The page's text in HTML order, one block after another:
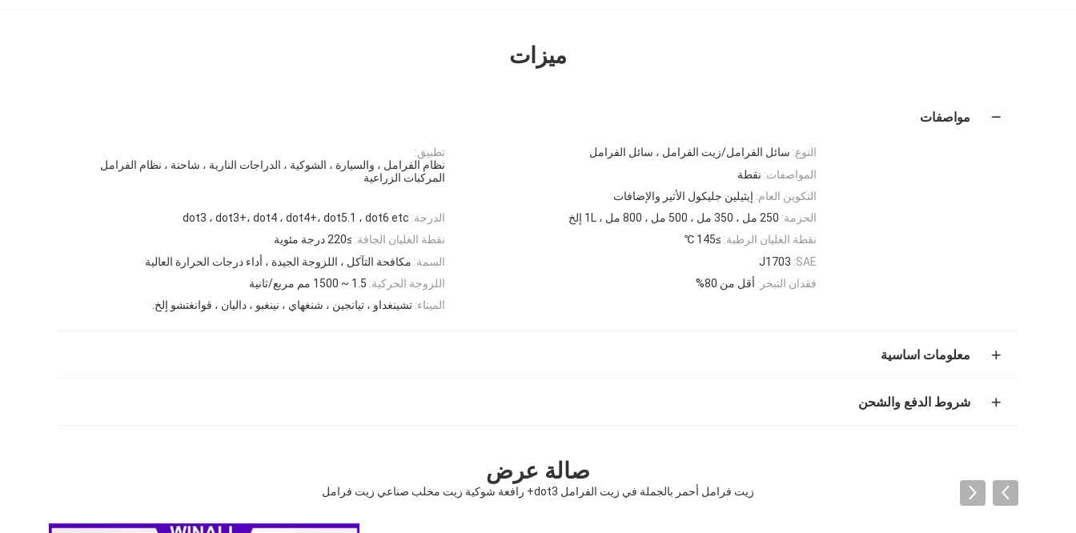
ميزات
مواصفات
تطبيق:
نظام الفرامل ، والسيارة ، الشوكية ، الدراجات النارية ، شاحنة ، نظام الفرامل
المركبات الزراعية
النوع: سائل الفرامل/زيت الفرامل ، سائل الفرامل
المواصفات: نقطة
التكوين العام: إيثيلين جليكول الأثير والإضافات
الدرجة: dot3 ، dot3+، dot4 ، dot4+، dot5.1 ، dot6 etc الحزمة: 250 مل ، 350 مل ، 500 مل ، 800 مل ، 1L إلخ
نقطة الغليان الجافة: ≥220 درجة مئوية نقطة الغليان الرطبة: ≥145 ℃
السمة: مكافحة التآكل ، اللزوجة الجيدة ، أداء درجات الحرارة العالية SAE:
J1703
اللزوجة الحركية: 1.5 ~ 1500 مم مربع/ثانية فقدان التبخر: أقل من 80%
الميناء: تشينغداو ، تيانجين ، شنغهاي ، نينغبو ، داليان ، قوانغتشو إلخ.
معلومات اساسية
شروط الدفع والشحن
صالة عرض
زيت فرامل أحمر بالجملة في زيت الفرامل dot3+ رافعة شوكية زيت مخلب صناعي زيت فرامل